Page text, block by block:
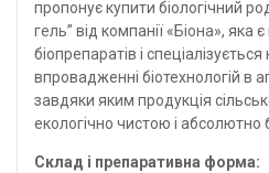
пропонує купити біологічний
гель” від компанії «Біона», яка
біопрепаратів і спеціалізується
впровадженні біотехнологій в
завдяки яким продукція
екологічно чистою і абсолютно
Склад і препаративна форма: